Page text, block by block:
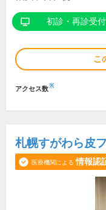
初診・再診受付
こ
アクセス数※
札幌すがわら皮
医療機関による 情報認